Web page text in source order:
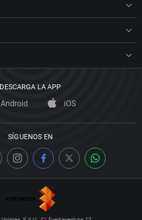
DESCARGA LA APP
Android iOS
SÍGUENOS EN